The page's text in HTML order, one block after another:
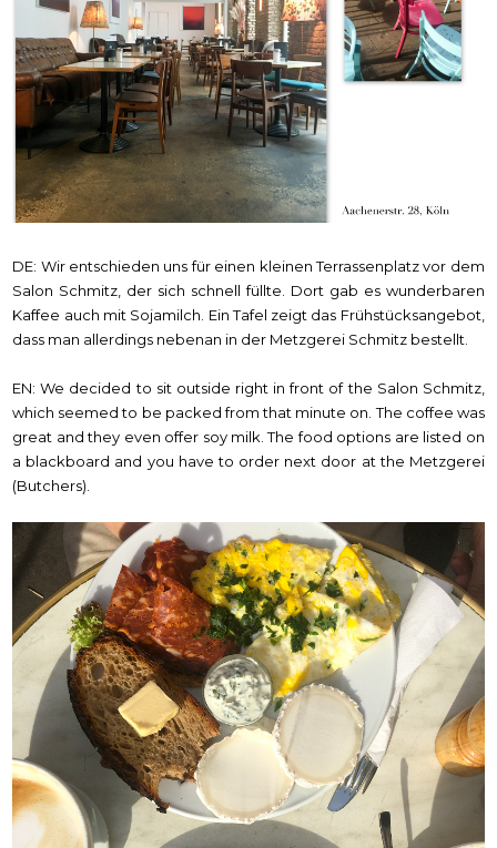
DE: Wir entschieden uns für einen kleinen Terrassenplatz vor dem
Salon Schmitz, der sich schnell füllte. Dort gab es wunderbaren
Kaffee auch mit Sojamilch. Ein Tafel zeigt das Frühstücksangebot,
dass man allerdings nebenan in der Metzgerei Schmitz bestellt.
EN: We decided to sit outside right in front of the Salon Schmitz,
which seemed to be packed from that minute on. The coffee was
great and they even offer soy milk. The food options are listed on
a blackboard and you have to order next door at the Metzgerei
(Butchers).